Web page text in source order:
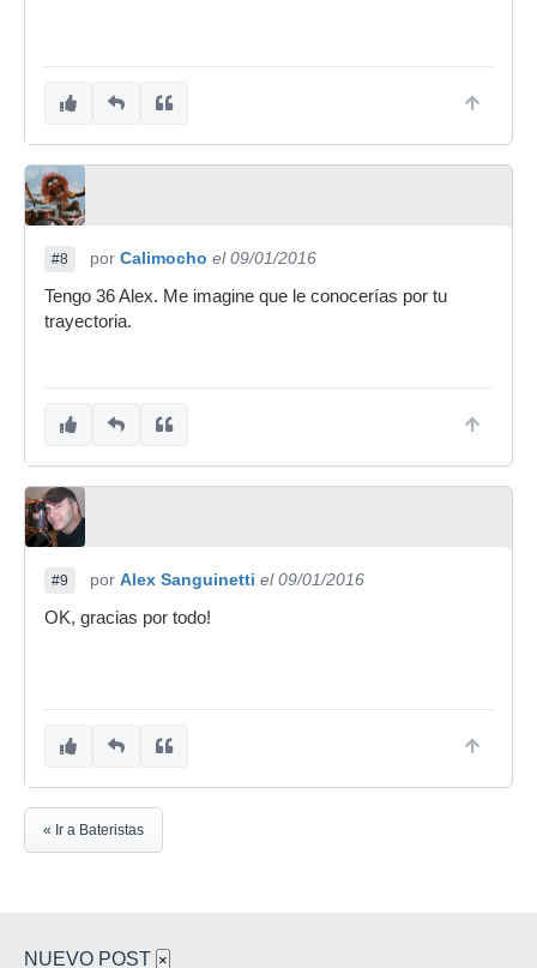
#8 por Calimocho el 09/01/2016
Tengo 36 Alex. Me imagine que le conocerías por tu
trayectoria.
#9 por Alex Sanguinetti el 09/01/2016
OK, gracias por todo!
« Ir a Bateristas
NUEVO POST ×